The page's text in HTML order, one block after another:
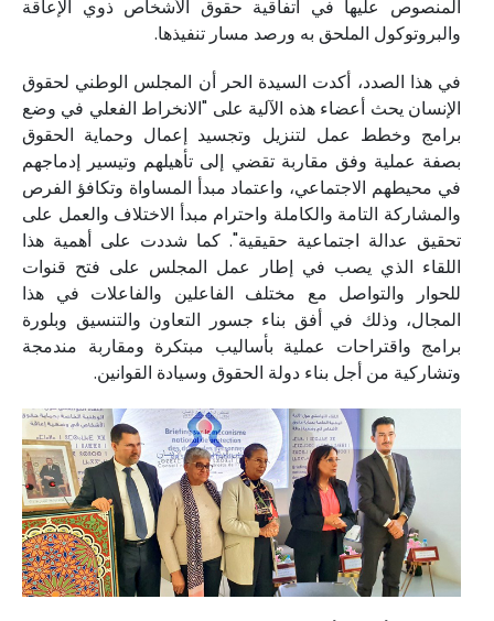
المنصوص عليها في اتفاقية حقوق الأشخاص ذوي الإعاقة
والبروتوكول الملحق به ورصد مسار تنفيذها.
في هذا الصدد، أكدت السيدة الحر أن المجلس الوطني لحقوق
الإنسان يحث أعضاء هذه الآلية على "الانخراط الفعلي في وضع
برامج وخطط عمل لتنزيل وتجسيد إعمال وحماية الحقوق
بصفة عملية وفق مقاربة تقضي إلى تأهيلهم وتيسير إدماجهم
في محيطهم الاجتماعي، واعتماد مبدأ المساواة وتكافؤ الفرص
والمشاركة التامة والكاملة واحترام مبدأ الاختلاف والعمل على
تحقيق عدالة اجتماعية حقيقية". كما شددت على أهمية هذا
اللقاء الذي يصب في إطار عمل المجلس على فتح قنوات
للحوار والتواصل مع مختلف الفاعلين والفاعلات في هذا
المجال، وذلك في أفق بناء جسور التعاون والتنسيق وبلورة
برامج واقتراحات عملية بأساليب مبتكرة ومقاربة مندمجة
وتشاركية من أجل بناء دولة الحقوق وسيادة القوانين.